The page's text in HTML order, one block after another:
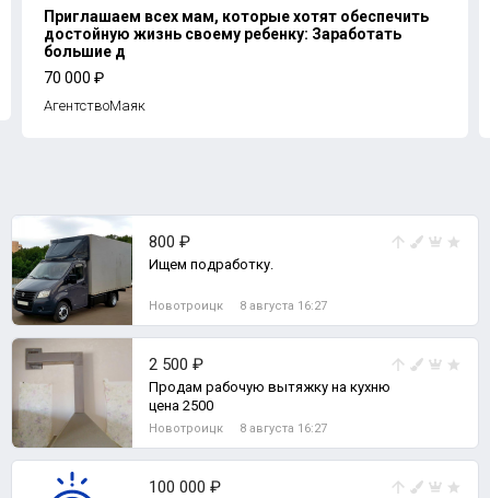
Приглашаем всех мам, которые хотят обеспечить
достойную жизнь своему ребенку: Заработать
большие д
70 000 ₽
АгентствоМаяк
800 ₽
Ищем подработку.
Новотроицк 8 августа 16:27
2 500 ₽
Продам рабочую вытяжку на кухню
цена 2500
Новотроицк 8 августа 16:27
100 000 ₽